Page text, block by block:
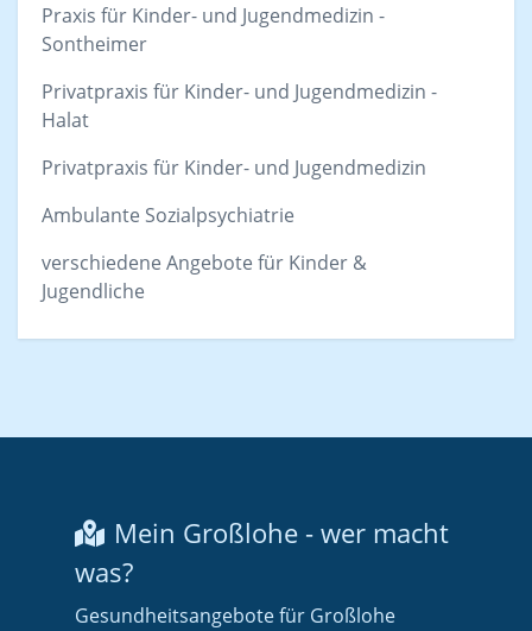
Praxis für Kinder- und Jugendmedizin -
Sontheimer
Privatpraxis für Kinder- und Jugendmedizin -
Halat
Privatpraxis für Kinder- und Jugendmedizin
Ambulante Sozialpsychiatrie
verschiedene Angebote für Kinder &
Jugendliche
Mein Großlohe - wer macht
was?
Gesundheitsangebote für Großlohe